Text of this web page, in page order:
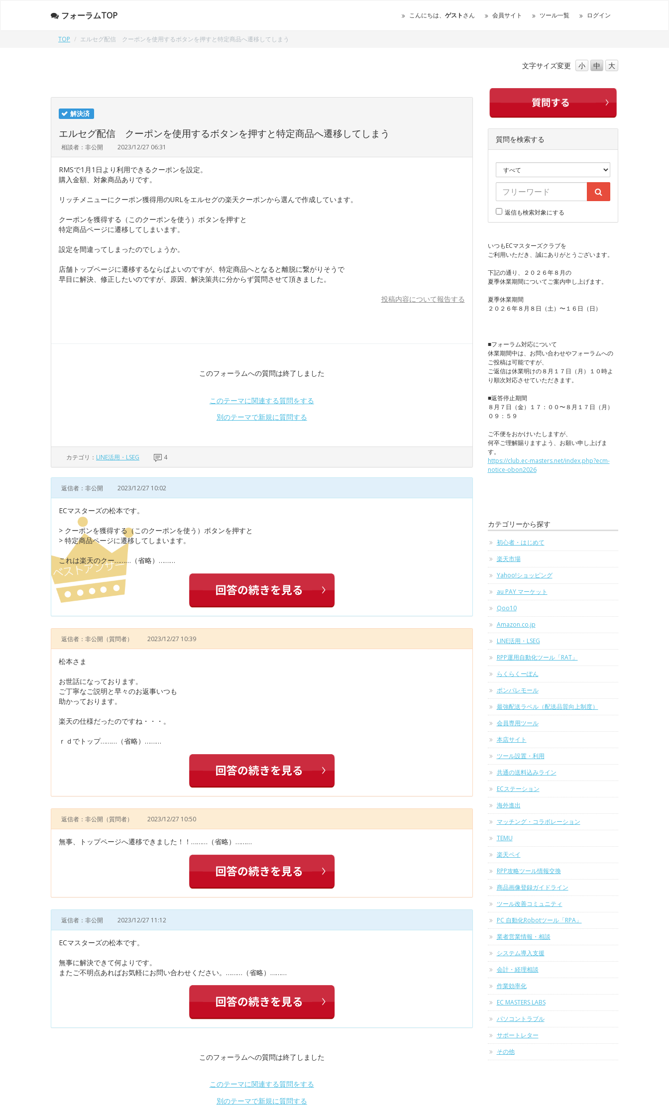
フォーラムTOP こんにちは、 ゲストさん 会員サイト ツール一覧 ログイン
TOP エルセグ配信 クーポンを使用するボタンを押すと特定商品へ遷移してしまう
文字サイズ変更 小 中 大
解決済
エルセグ配信 クーポンを使用するボタンを押すと特定商品へ遷移してしまう
相談者：非公開 2023/12/27 06:31
RMSで1月1日より利用できるクーポンを設定。
購入金額、対象商品ありです。
リッチメニューにクーポン獲得用のURLをエルセグの楽天クーポンから選んで作成しています。
クーポンを獲得する（このクーポンを使う）ボタンを押すと
特定商品ページに遷移してしまいます。
設定を間違ってしまったのでしょうか。
店舗トップページに遷移するならばよいのですが、特定商品へとなると離脱に繋がりそうで
早目に解決、修正したいのですが、原因、解決策共に分からず質問させて頂きました。
投稿内容について報告する
このフォーラムへの質問は終了しました
このテーマに関連する質問をする
別のテーマで新規に質問する
カテゴリ： LINE活用・LSEG 4
返信者：非公開 2023/12/27 10:02
ECマスターズの松本です。
> クーポンを獲得する（このクーポンを使う）ボタンを押すと
> 特定商品ページに遷移してしまいます。
これは楽天のクー………（省略）………
返信者：非公開 （質問者） 2023/12/27 10:39
松本さま
お世話になっております。
ご丁寧なご説明と早々のお返事いつも
助かっております。
楽天の仕様だったのですね・・・。
ｒｄでトップ………（省略）………
返信者：非公開 （質問者） 2023/12/27 10:50
無事、トップページへ遷移できました！！………（省略）………
返信者：非公開 2023/12/27 11:12
ECマスターズの松本です。
無事に解決できて何よりです。
またご不明点あればお気軽にお問い合わせください。………（省略）………
このフォーラムへの質問は終了しました
このテーマに関連する質問をする
別のテーマで新規に質問する
質問を検索する
返信も検索対象にする
いつもECマスターズクラブを
ご利用いただき、誠にありがとうございます。
下記の通り、２０２６年８月の
夏季休業期間についてご案内申し上げます。
夏季休業期間
２０２６年８月８日（土）〜１６日（日）
■フォーラム対応について
休業期間中は、お問い合わせやフォーラムへの
ご投稿は可能ですが、
ご返信は休業明けの８月１７日（月）１０時よ
り順次対応させていただきます。
■返答停止期間
８月７日（金）１７：００〜８月１７日（月）
０９：５９
ご不便をおかけいたしますが、
何卒ご理解賜りますよう、お願い申し上げま
す。
https://club.ec-masters.net/index.php?ecm-
notice-obon2026
カテゴリーから探す
初心者・はじめて
楽天市場
Yahoo!ショッピング
au PAY マーケット
Qoo10
Amazon.co.jp
LINE活用・LSEG
RPP運用自動化ツール「RAT」
らくらくーぽん
ポンパレモール
最強配送ラベル（配送品質向上制度）
会員専用ツール
本店サイト
ツール設置・利用
共通の送料込みライン
ECステーション
海外進出
マッチング・コラボレーション
TEMU
楽天ペイ
RPP攻略ツール情報交換
商品画像登録ガイドライン
ツール改善コミュニティ
PC 自動化Robotツール「RPA」
業者営業情報・相談
システム導入支援
会計・経理相談
作業効率化
EC MASTERS LABS
パソコントラブル
サポートレター
その他